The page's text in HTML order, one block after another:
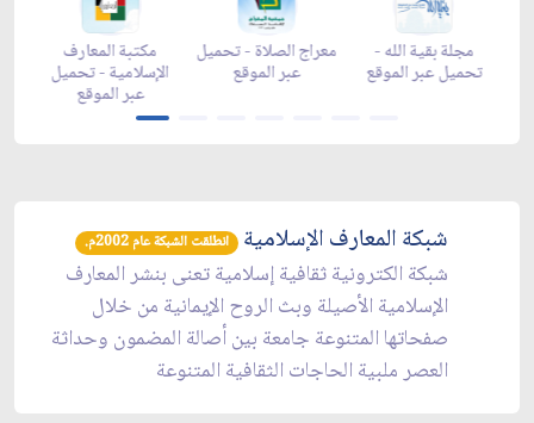
مكتبة المعارف
الإسلامية - تحميل
عبر الموقع
معراج الصلاة - تحميل
عبر الموقع
مجلة بقية الله -
تحميل عبر الموقع
شبكة المعارف الإسلامية انطلقت الشبكة عام 2002م.
شبكة الكترونية ثقافية إسلامية تعنى بنشر المعارف
الإسلامية الأصيلة وبث الروح الإيمانية من خلال
صفحاتها المتنوعة جامعة بين أصالة المضمون وحداثة
العصر ملبية الحاجات الثقافية المتنوعة